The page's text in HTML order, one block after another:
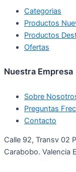
Categorias
Productos
Productos
Ofertas
Nuestra Empresa
Sobre
Preguntas
Contacto
Calle 92, Transv 02
Carabobo. Valencia